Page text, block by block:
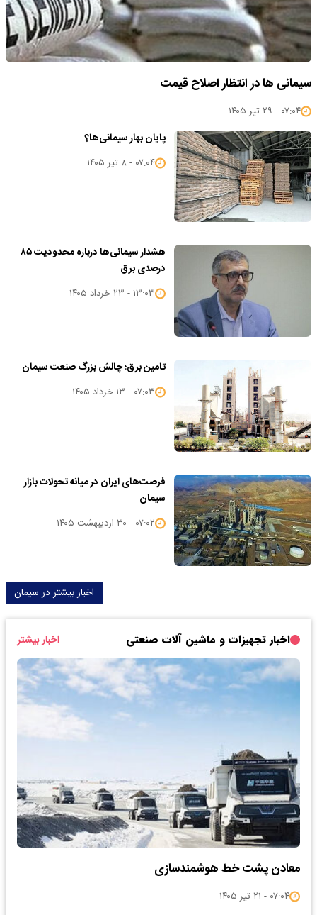
سیمانی ها در انتظار اصلاح قیمت
۰۷:۰۴ - ۲۹ تیر ۱۴۰۵
پایان بهار سیمانی‌ها؟
۰۷:۰۴ - ۸ تیر ۱۴۰۵
هشدار سیمانی‌ها درباره محدودیت ۸۵
درصدی برق
۱۳:۰۳ - ۲۳ خرداد ۱۴۰۵
تامین برق؛ چالش بزرگ صنعت سیمان
۰۷:۰۳ - ۱۳ خرداد ۱۴۰۵
فرصت‌های ایران در میانه تحولات بازار
سیمان
۰۷:۰۲ - ۳۰ اردیبهشت ۱۴۰۵
اخبار بیشتر در سیمان
اخبار تجهیزات و ماشین آلات صنعتی اخبار بیشتر
معادن پشت خط هوشمندسازی
۰۷:۰۴ - ۲۱ تیر ۱۴۰۵